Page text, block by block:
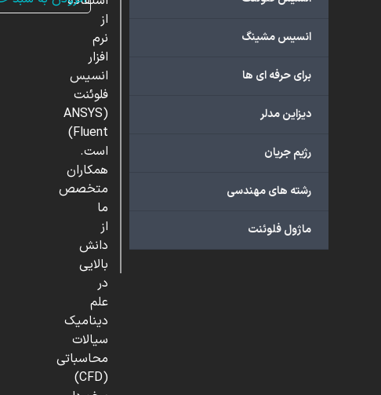
انسیس مشینگ
برای حرفه ای ها
دیزاین مدلر
رژیم جریان
رشته های مهندسی
ماژول فلوئنت
از
نرم
افزار
انسیس
فلوئنت
(ANSYS
Fluent)
است.
همکاران
متخصص
ما
از
دانش
بالایی
در
علم
دینامیک
سیالات
محاسباتی
(CFD)